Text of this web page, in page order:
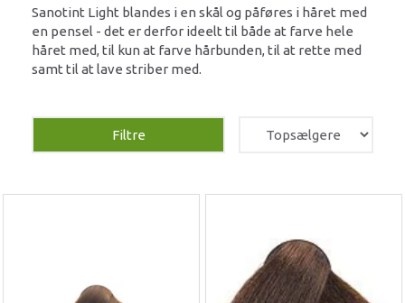
Sanotint Light blandes i en skål og påføres i håret med
en pensel - det er derfor ideelt til både at farve hele
håret med, til kun at farve hårbunden, til at rette med
samt til at lave striber med.
Filtre